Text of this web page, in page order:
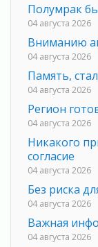
Полумрак
04 августа 2026
Вниманию
04 августа 2026
Память,
04 августа 2026
Регион
04 августа 2026
Никакого
согласие
04 августа 2026
Без риска
04 августа 2026
Важная
04 августа 2026